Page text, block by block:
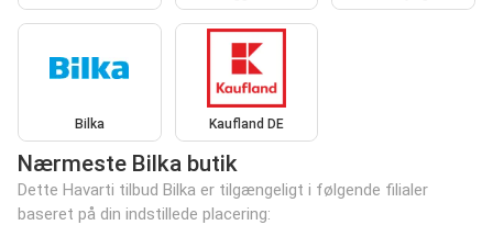
Bilka Kaufland DE
Nærmeste Bilka butik
Dette Havarti tilbud Bilka er tilgængeligt i følgende filialer
baseret på din indstillede placering: